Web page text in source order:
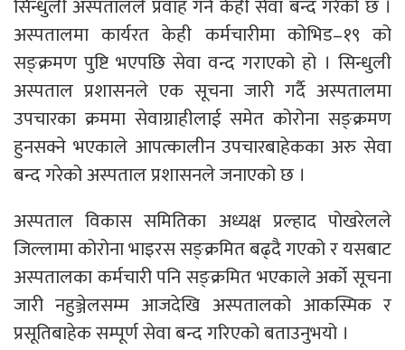
सिन्धुली अस्पतालले प्रवाह गर्ने केही सेवा बन्द गरेको छ ।
अस्पतालमा कार्यरत केही कर्मचारीमा कोभिड–१९ को
सङ्क्रमण पुष्टि भएपछि सेवा वन्द गराएको हो । सिन्धुली
अस्पताल प्रशासनले एक सूचना जारी गर्दै अस्पतालमा
उपचारका क्रममा सेवाग्राहीलाई समेत कोरोना सङ्क्रमण
हुनसक्ने भएकाले आपत्कालीन उपचारबाहेकका अरु सेवा
बन्द गरेको अस्पताल प्रशासनले जनाएको छ ।
अस्पताल विकास समितिका अध्यक्ष प्रल्हाद पोखरेलले
जिल्लामा कोरोना भाइरस सङ्क्रमित बढ्दै गएको र यसबाट
अस्पतालका कर्मचारी पनि सङ्क्रमित भएकाले अर्को सूचना
जारी नहुञ्जेलसम्म आजदेखि अस्पतालको आकस्मिक र
प्रसूतिबाहेक सम्पूर्ण सेवा बन्द गरिएको बताउनुभयो ।